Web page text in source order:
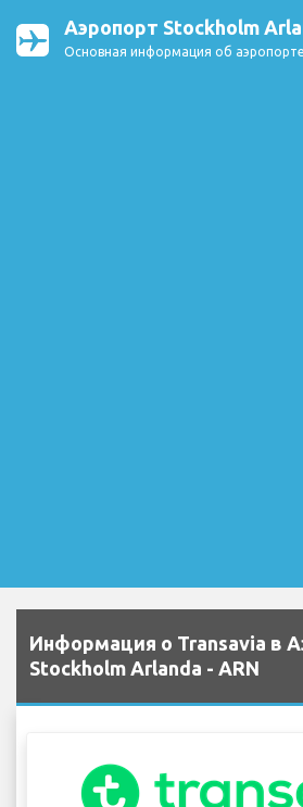
Аэропорт Stockholm
Основная информация об аэропорте
Информация о Transavia в
Stockholm Arlanda - ARN